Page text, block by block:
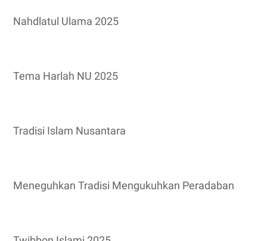
Nahdlatul Ulama 2025
Tema Harlah NU 2025
Tradisi Islam Nusantara
Meneguhkan Tradisi Mengukuhkan Peradaban